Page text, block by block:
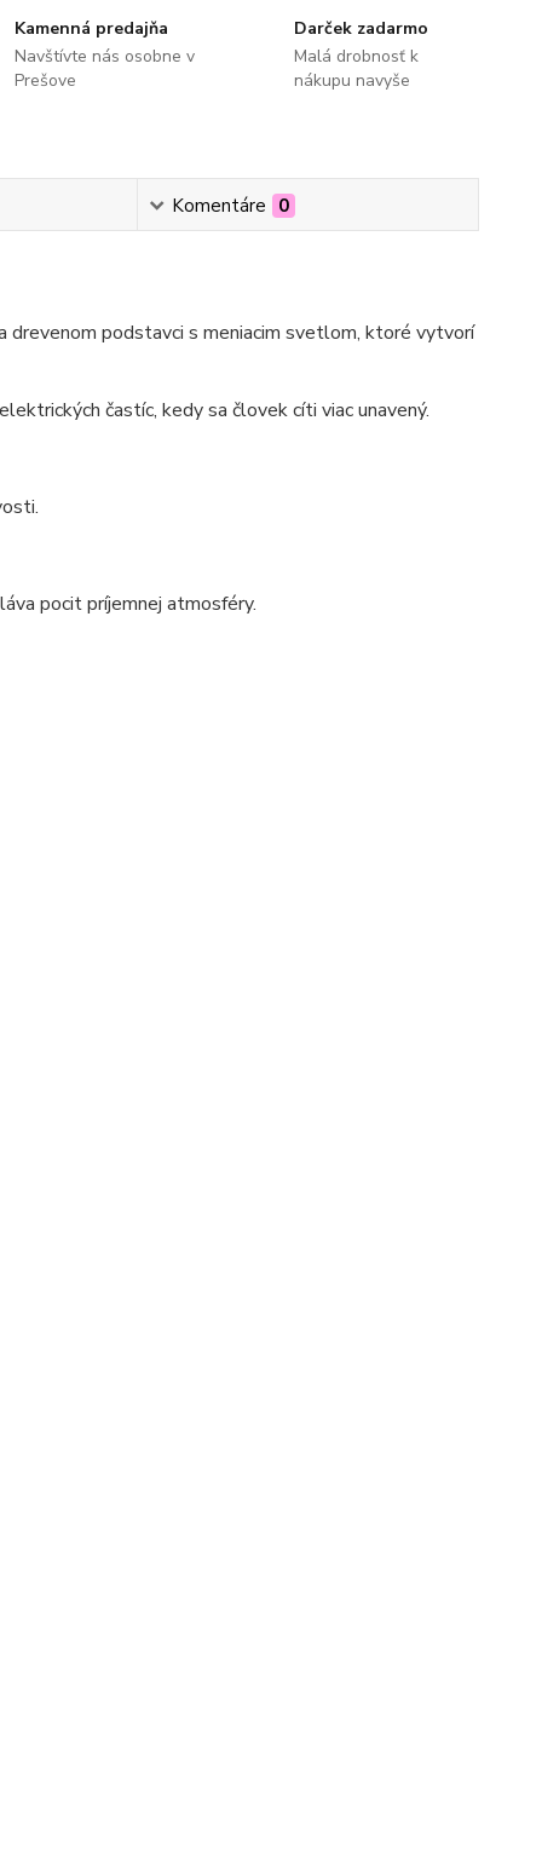
Kamenná predajňa
Navštívte nás osobne v
Prešove
Darček zadarmo
Malá drobnosť k
nákupu navyše
Komentáre 0
drevenom podstavci s meniacim svetlom, ktoré vytvorí
častíc, kedy sa človek cíti viac unavený.
pocit príjemnej atmosféry.